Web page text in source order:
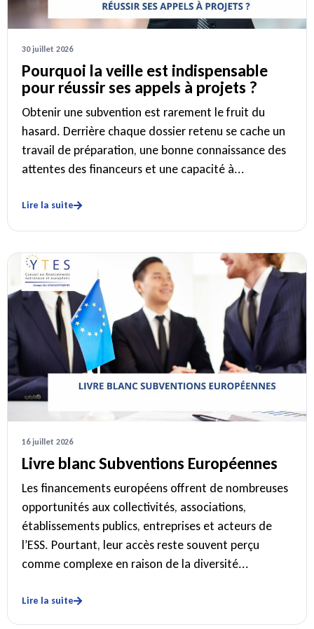
30 juillet 2026
Pourquoi la veille est indispensable
pour réussir ses appels à projets ?
Obtenir une subvention est rarement le fruit du
hasard. Derrière chaque dossier retenu se cache un
travail de préparation, une bonne connaissance des
attentes des financeurs et une capacité à...
Lire la suite
16 juillet 2026
Livre blanc Subventions Européennes
Les financements européens offrent de nombreuses
opportunités aux collectivités, associations,
établissements publics, entreprises et acteurs de
l’ESS. Pourtant, leur accès reste souvent perçu
comme complexe en raison de la diversité...
Lire la suite